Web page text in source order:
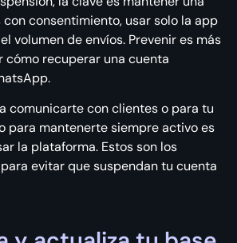
consentimiento, usar solo la app
volumen de envíos. Prevenir es más
cómo recuperar una cuenta
comunicarte con clientes o para tu
para mantenerte siempre activo es
la plataforma. Estos son los
evitar que suspendan tu cuenta